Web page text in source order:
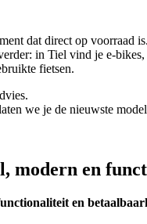
dat direct op voorraad is.
in Tiel vind je e-
fietsen.
we je de nieuwste
modern en
en